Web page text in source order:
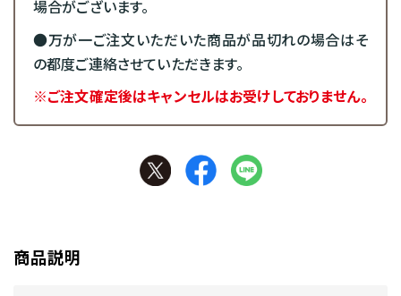
場合がございます。
●万が一ご注文いただいた商品が品切れの場合はそ
の都度ご連絡させていただきます。
※ご注文確定後はキャンセルはお受けしておりません。
商品説明